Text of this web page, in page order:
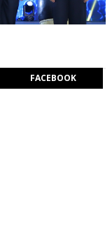
FACEBOOK